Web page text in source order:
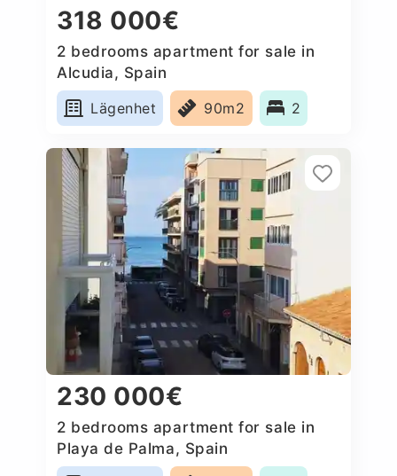
318 000€
2 bedrooms apartment for sale in
Alcudia, Spain
Lägenhet
90m2 2
230 000€
2 bedrooms apartment for sale in
Playa de Palma, Spain